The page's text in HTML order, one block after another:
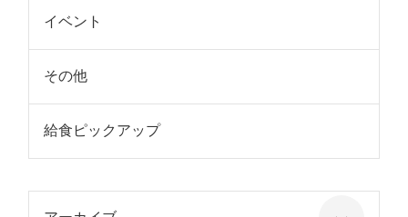
イベント
その他
給食ピックアップ